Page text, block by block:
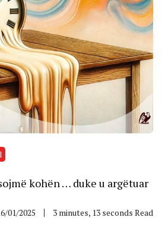
kohën … duke u argëtuar
01/2025 3 minutes, 13 seconds Read